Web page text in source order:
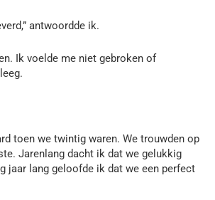
antwoordde ik.
Ik voelde me niet gebroken of
toen we twintig waren. We trouwden op
Jarenlang dacht ik dat we gelukkig
jaar lang geloofde ik dat we een perfect